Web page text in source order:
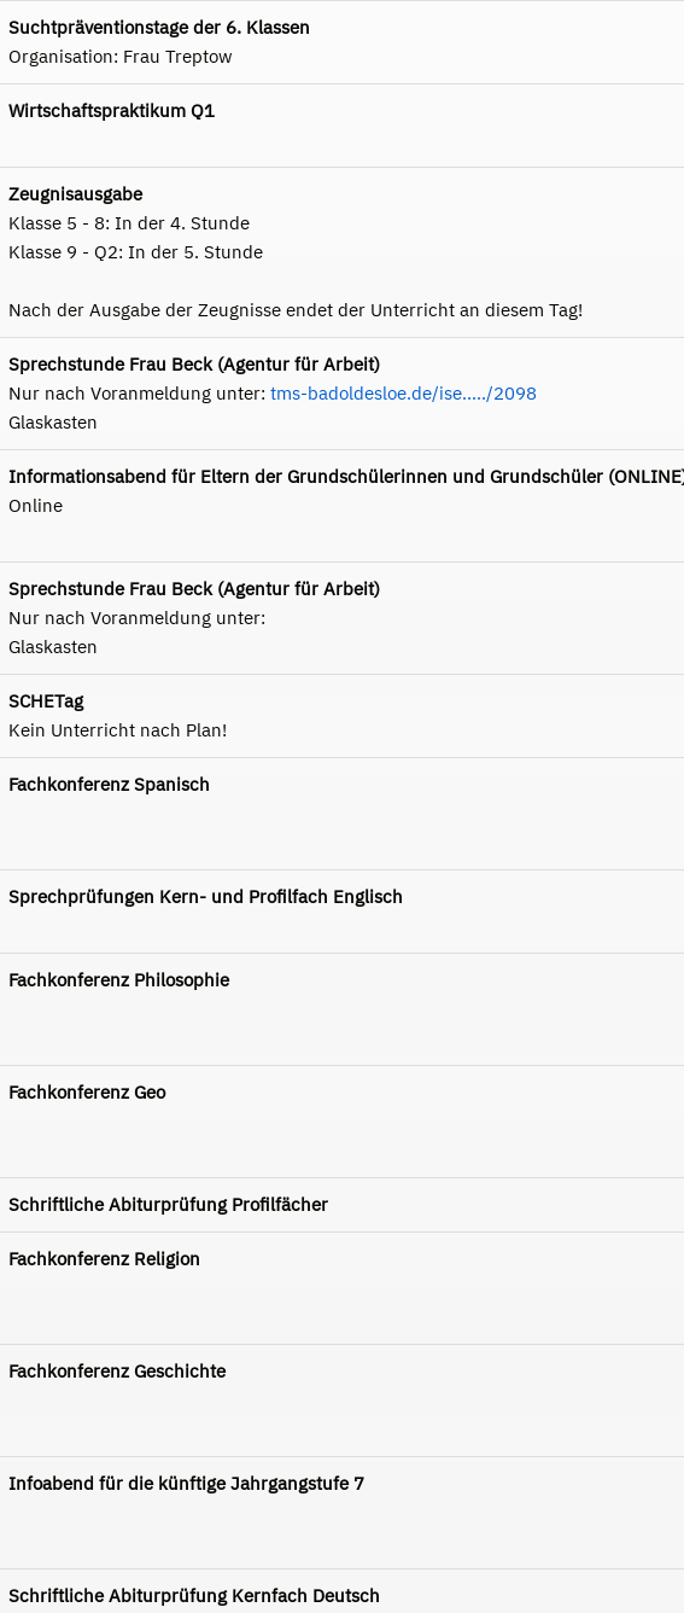
Suchtpräventionstage der 6. Klassen
Organisation: Frau Treptow
Wirtschaftspraktikum Q1
Zeugnisausgabe
Klasse 5 - 8: In der 4. Stunde
Klasse 9 - Q2: In der 5. Stunde
Nach der Ausgabe der Zeugnisse endet der Unterricht an diesem Tag!
Sprechstunde Frau Beck (Agentur für Arbeit)
Nur nach Voranmeldung unter: tms-badoldesloe.de/ise...../2098
Glaskasten
Informationsabend für Eltern der Grundschülerinnen und Grundschüler
Online
Sprechstunde Frau Beck (Agentur für Arbeit)
Nur nach Voranmeldung unter:
Glaskasten
SCHETag
Kein Unterricht nach Plan!
Fachkonferenz Spanisch
Sprechprüfungen Kern- und Profilfach Englisch
Fachkonferenz Philosophie
Fachkonferenz Geo
Schriftliche Abiturprüfung Profilfächer
Fachkonferenz Religion
Fachkonferenz Geschichte
Infoabend für die künftige Jahrgangstufe 7
Schriftliche Abiturprüfung Kernfach Deutsch